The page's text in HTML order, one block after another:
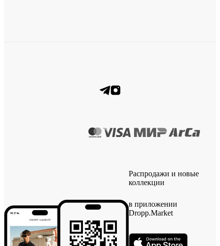
Распродажи и новые
коллекции
в приложении
Dropp.Market